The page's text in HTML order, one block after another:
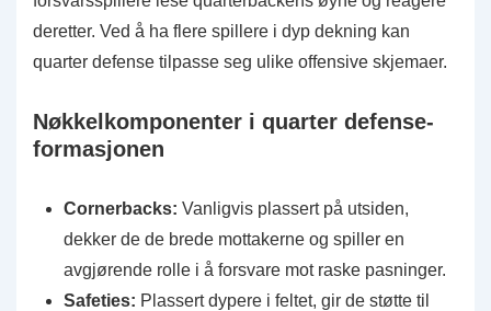
deretter. Ved å ha flere spillere i dyp dekning kan
quarter defense tilpasse seg ulike offensive skjemaer.
Nøkkelkomponenter i quarter defense-
formasjonen
Cornerbacks: Vanligvis plassert på utsiden,
dekker de de brede mottakerne og spiller en
avgjørende rolle i å forsvare mot raske pasninger.
Safeties: Plassert dypere i feltet, gir de støtte til